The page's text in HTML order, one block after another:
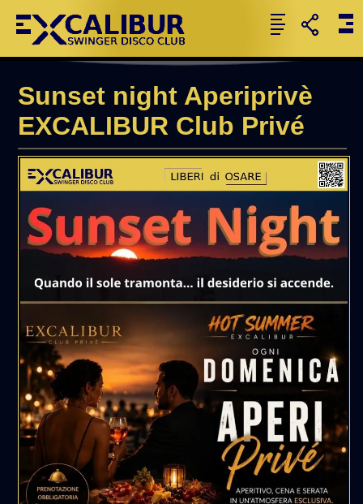
Sunset night Aperiprivè
EXCALIBUR Club Privé